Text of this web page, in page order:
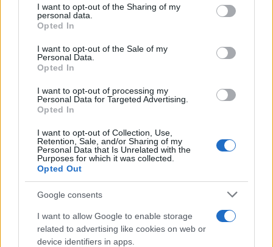
disclose it to other third parties.
Please note that this website/app uses one or more Google
services and may gather and store information including but
not limited to your visit or usage behaviour. You may click to
grant or deny consent to Google and its third-party tags to
consent section.
I want to opt-out of the Sharing of my
personal data.
Opted In
I want to opt-out of the Sale of my
Personal Data.
Opted In
I want to opt-out of processing my
Personal Data for Targeted Advertising.
Opted In
I want to opt-out of Collection, Use,
Retention, Sale, and/or Sharing of my
Personal Data that Is Unrelated with the
Purposes for which it was collected.
Opted Out
Google consents
I want to allow Google to enable storage
related to advertising like cookies on web or
device identifiers in apps.